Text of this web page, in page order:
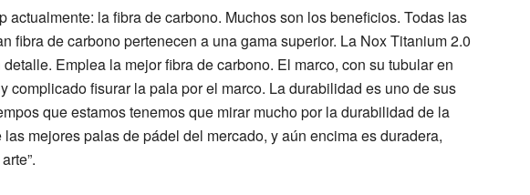
actualmente: lafibra de carbono. Muchos son los beneficios. Todas las
fibra de carbono pertenecen a una gama superior. La Nox Titanium 2.0
Emplea la mejor fibra de carbono. El marco, con su tubular en
complicado fisurar la pala por el marco. La durabilidad es uno de sus
que estamos tenemos que mirar mucho por la durabilidad de la
mejores palas de pádel del mercado, y aún encima es duradera,